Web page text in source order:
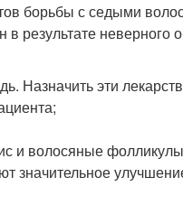
борьбы с седыми
результате неверного
Назначить эти
и волосяные